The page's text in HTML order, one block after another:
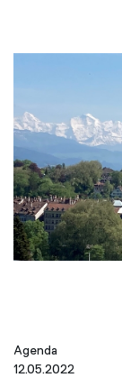
Agenda
12.05.2022